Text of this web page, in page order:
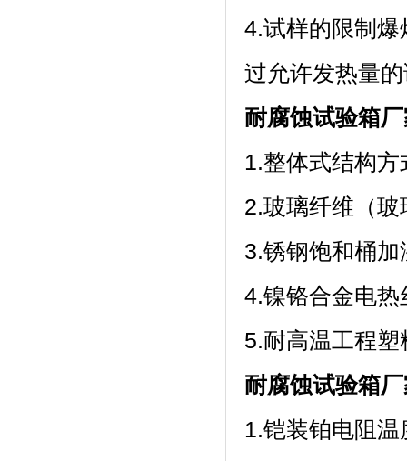
4.试样的限制爆
过允许发热量
耐腐蚀试验箱
1.整体式结构方
2.玻璃纤维（玻
3.锈钢饱和桶
4.镍铬合金电热丝
5.耐高温工程塑
耐腐蚀试验箱
1.铠装铂电阻温